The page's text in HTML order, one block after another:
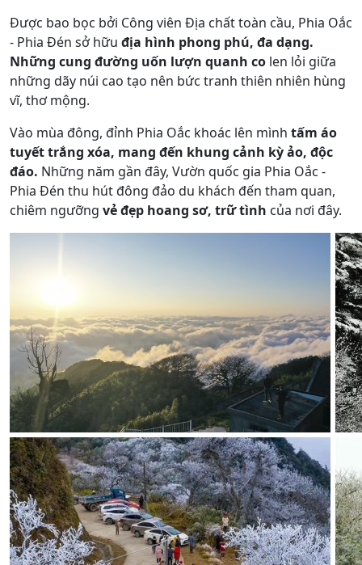
Được bao bọc bởi Công viên Địa chất toàn cầu, Phia Oắc
- Phia Đén sở hữu địa hình phong phú, đa dạng.
Những cung đường uốn lượn quanh co len lỏi giữa
những dãy núi cao tạo nên bức tranh thiên nhiên hùng
vĩ, thơ mộng.
Vào mùa đông, đỉnh Phia Oắc khoác lên mình tấm áo
tuyết trắng xóa, mang đến khung cảnh kỳ ảo, độc
đáo. Những năm gần đây, Vườn quốc gia Phia Oắc -
Phia Đén thu hút đông đảo du khách đến tham quan,
chiêm ngưỡng vẻ đẹp hoang sơ, trữ tình của nơi đây.